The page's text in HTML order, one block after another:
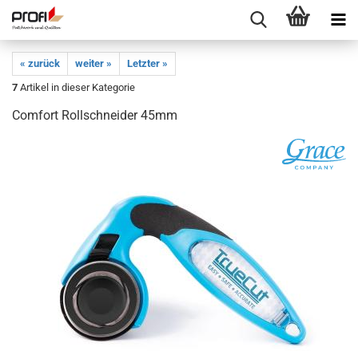
« zurück weiter »
Letzter »
7 Artikel in dieser Kategorie
Comfort Rollschneider 45mm